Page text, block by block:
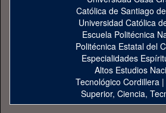
Católica de Santiago
Universidad Católica
Escuela Politécnica
Politécnica Estatal del
Especialidades
Altos Estudios
Tecnológico Cordillera |
Superior, Ciencia,